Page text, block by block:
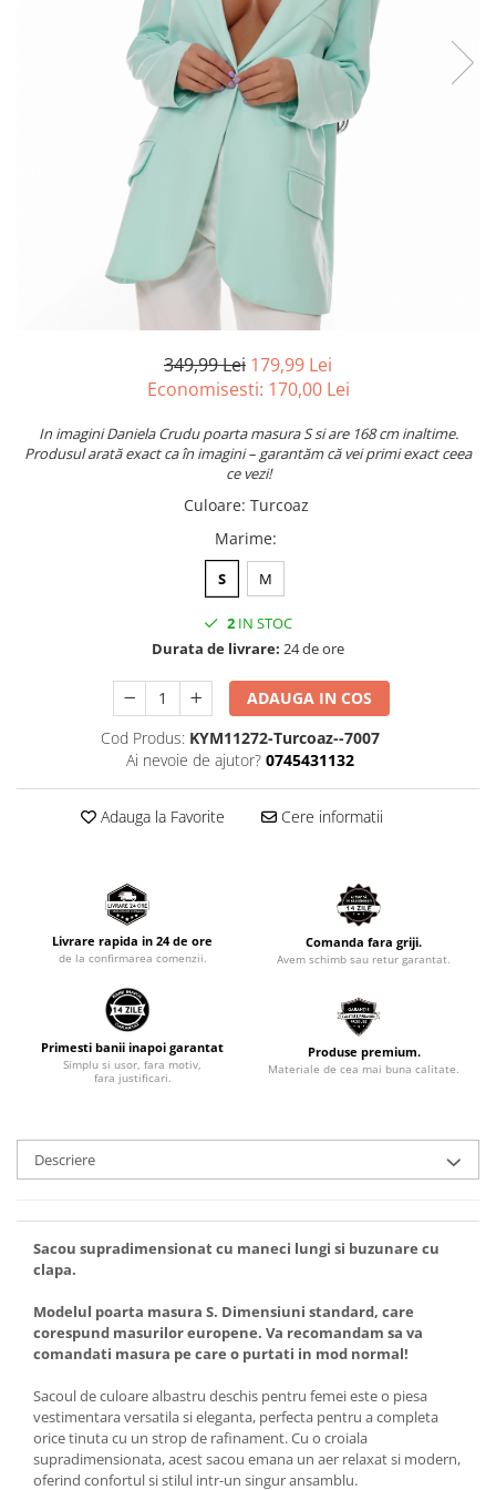
349,99 Lei 179,99 Lei
Economisesti: 170,00 Lei
In imagini Daniela Crudu poarta masura S si are 168 cm inaltime.
Produsul arată exact ca în imagini – garantăm că vei primi exact ceea
ce vezi!
Culoare: Turcoaz
Marime:
S M
2 IN STOC
Durata de livrare: 24 de ore
ADAUGA IN COS
Cod Produs: KYM11272-Turcoaz--7007
Ai nevoie de ajutor? 0745431132
Adauga la Favorite Cere informatii
Livrare rapida in 24 de ore
de la confirmarea comenzii.
Comanda fara griji.
Avem schimb sau retur garantat.
Primesti banii inapoi garantat
Simplu si usor, fara motiv,
fara justificari.
Produse premium.
Materiale de cea mai buna calitate.
Descriere
Sacou supradimensionat cu maneci lungi si buzunare cu
clapa.
Modelul poarta masura S. Dimensiuni standard, care
corespund masurilor europene. Va recomandam sa va
comandati masura pe care o purtati in mod normal!
Sacoul de culoare albastru deschis pentru femei este o piesa
vestimentara versatila si eleganta, perfecta pentru a completa
orice tinuta cu un strop de rafinament. Cu o croiala
supradimensionata, acest sacou emana un aer relaxat si modern,
oferind confortul si stilul intr-un singur ansamblu.